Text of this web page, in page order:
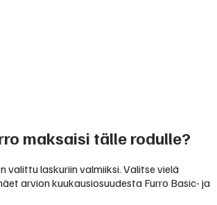
maksaisi tälle rodulle?
valittu laskuriin valmiiksi. Valitse vielä
arvion kuukausiosuudesta Furro Basic- ja